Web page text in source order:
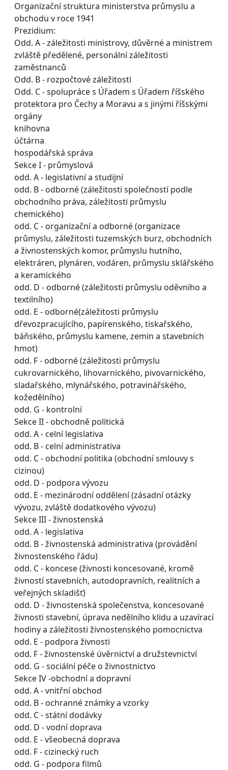
Organizační struktura ministerstva průmyslu a
obchodu v roce 1941
Prezidium:
Odd. A - záležitosti ministrovy, důvěrné a ministrem
zvláště předělené, personální záležitosti
zaměstnanců
Odd. B - rozpočtové záležitosti
Odd. C - spolupráce s Úřadem s Úřadem říšského
protektora pro Čechy a Moravu a s jinými říšskými
orgány
knihovna
účtárna
hospodářská správa
Sekce I - průmyslová
odd. A - legislativní a studijní
odd. B - odborné (záležitosti společností podle
obchodního práva, záležitosti průmyslu
chemického)
odd. C - organizační a odborné (organizace
průmyslu, záležitosti tuzemských burz, obchodních
a živnostenských komor, průmyslu hutního,
elektráren, plynáren, vodáren, průmyslu sklářského
a keramického
odd. D - odborné (záležitosti průmyslu oděvního a
textilního)
odd. E - odborné(záležitosti průmyslu
dřevozpracujícího, papírenského, tiskařského,
báňského, průmyslu kamene, zemin a stavebních
hmot)
odd. F - odborné (záležitosti průmyslu
cukrovarnického, lihovarnického, pivovarnického,
sladařského, mlynářského, potravinářského,
kožedělního)
odd. G - kontrolní
Sekce II - obchodně politická
odd. A - celní legislativa
odd. B - celní administrativa
odd. C - obchodní politika (obchodní smlouvy s
cizinou)
odd. D - podpora vývozu
odd. E - mezinárodní oddělení (zásadní otázky
vývozu, zvláště dodatkového vývozu)
Sekce III - živnostenská
odd. A - legislativa
odd. B - živnostenská administrativa (provádění
živnostenského řádu)
odd. C - koncese (živnosti koncesované, kromě
živností stavebních, autodopravních, realitních a
veřejných skladišť)
odd. D - živnostenská společenstva, koncesované
živnosti stavební, úprava nedělního klidu a uzavírací
hodiny a záležitosti živnostenského pomocnictva
odd. E - podpora živnosti
odd. F - živnostenské úvěrnictví a družstevnictví
odd. G - sociální péče o živnostnictvo
Sekce IV -obchodní a dopravní
odd. A - vnitřní obchod
odd. B - ochranné známky a vzorky
odd. C - státní dodávky
odd. D - vodní doprava
odd. E - všeobecná doprava
odd. F - cizinecký ruch
odd. G - podpora filmů